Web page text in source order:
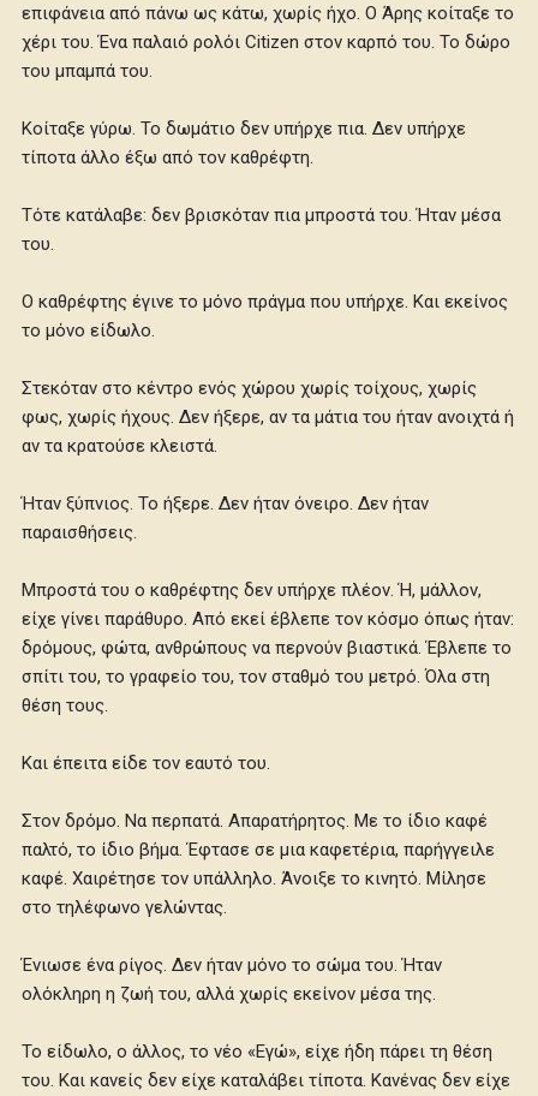
επιφάνεια από πάνω ως κάτω, χωρίς ήχο. Ο Άρης κοίταξε το
χέρι του. Ένα παλαιό ρολόι Citizen στον καρπό του. Το δώρο
του μπαμπά του.
Κοίταξε γύρω. Το δωμάτιο δεν υπήρχε πια. Δεν υπήρχε
τίποτα άλλο έξω από τον καθρέφτη.
Τότε κατάλαβε: δεν βρισκόταν πια μπροστά του. Ήταν μέσα
του.
Ο καθρέφτης έγινε το μόνο πράγμα που υπήρχε. Και εκείνος
το μόνο είδωλο.
Στεκόταν στο κέντρο ενός χώρου χωρίς τοίχους, χωρίς
φως, χωρίς ήχους. Δεν ήξερε, αν τα μάτια του ήταν ανοιχτά ή
αν τα κρατούσε κλειστά.
Ήταν ξύπνιος. Το ήξερε. Δεν ήταν όνειρο. Δεν ήταν
παραισθήσεις.
Μπροστά του ο καθρέφτης δεν υπήρχε πλέον. Ή, μάλλον,
είχε γίνει παράθυρο. Από εκεί έβλεπε τον κόσμο όπως ήταν:
δρόμους, φώτα, ανθρώπους να περνούν βιαστικά. Έβλεπε το
σπίτι του, το γραφείο του, τον σταθμό του μετρό. Όλα στη
θέση τους.
Και έπειτα είδε τον εαυτό του.
Στον δρόμο. Να περπατά. Απαρατήρητος. Με το ίδιο καφέ
παλτό, το ίδιο βήμα. Έφτασε σε μια καφετέρια, παρήγγειλε
καφέ. Χαιρέτησε τον υπάλληλο. Άνοιξε το κινητό. Μίλησε
στο τηλέφωνο γελώντας.
Ένιωσε ένα ρίγος. Δεν ήταν μόνο το σώμα του. Ήταν
ολόκληρη η ζωή του, αλλά χωρίς εκείνον μέσα της.
Το είδωλο, ο άλλος, το νέο «Εγώ», είχε ήδη πάρει τη θέση
του. Και κανείς δεν είχε καταλάβει τίποτα. Κανένας δεν είχε